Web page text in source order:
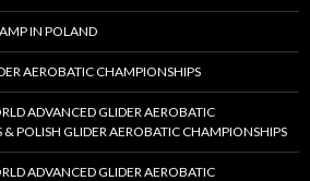
IN POLAND
AEROBATIC CHAMPIONSHIPS
ADVANCED GLIDER AEROBATIC
POLISH GLIDER AEROBATIC CHAMPIONSHIPS
ADVANCED GLIDER AEROBATIC